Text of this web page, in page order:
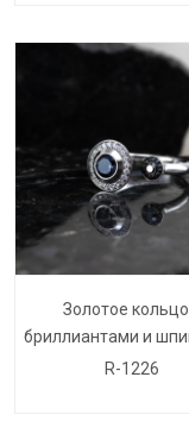
Золотое
бриллиантами и
R-1226